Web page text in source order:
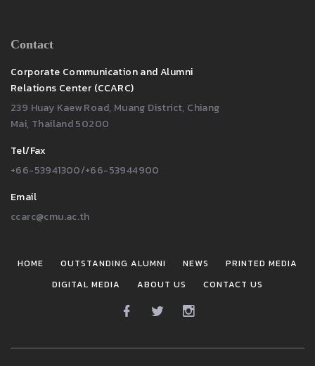
Contact
Corporate Communication and Alumni
Relations Center (CCARC)
239 Huay Kaew Road, Muang District, Chiang
Mai, Thailand 50200
Tel/Fax
+66-53941300/+66-53944900
Email
ccarc@cmu.ac.th
HOME OUTSTANDING ALUMNI NEWS
PRINTED MEDIA
DIGITAL MEDIA
ABOUT US CONTACT US